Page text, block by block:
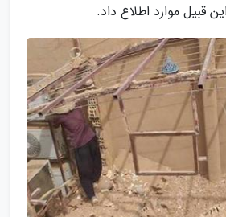
قبیل موارد اطلاع داد.